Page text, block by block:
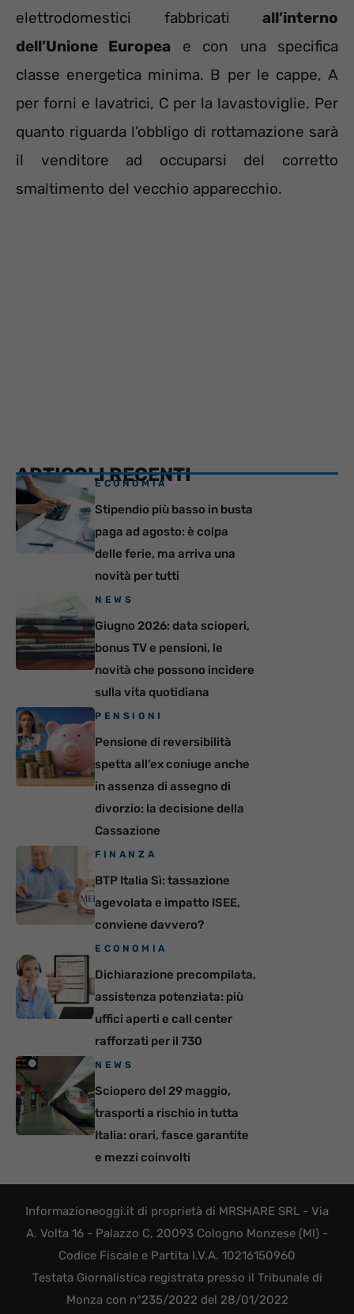
elettrodomestici fabbricati all’interno
dell’Unione Europea e con una specifica
classe energetica minima. B per le cappe, A
per forni e lavatrici, C per la lavastoviglie. Per
quanto riguarda l’obbligo di rottamazione sarà
il venditore ad occuparsi del corretto
smaltimento del vecchio apparecchio.
ARTICOLI RECENTI
ECONOMIA
Stipendio più basso in busta
paga ad agosto: è colpa
delle ferie, ma arriva una
novità per tutti
NEWS
Giugno 2026: data scioperi,
bonus TV e pensioni, le
novità che possono incidere
sulla vita quotidiana
PENSIONI
Pensione di reversibilità
spetta all’ex coniuge anche
in assenza di assegno di
divorzio: la decisione della
Cassazione
FINANZA
BTP Italia Sì: tassazione
agevolata e impatto ISEE,
conviene davvero?
ECONOMIA
Dichiarazione precompilata,
assistenza potenziata: più
uffici aperti e call center
rafforzati per il 730
NEWS
Sciopero del 29 maggio,
trasporti a rischio in tutta
Italia: orari, fasce garantite
e mezzi coinvolti
Informazioneoggi.it di proprietà di MRSHARE SRL - Via
A. Volta 16 - Palazzo C, 20093 Cologno Monzese (MI) -
Codice Fiscale e Partita I.V.A. 10216150960
Testata Giornalistica registrata presso il Tribunale di
Monza con n°235/2022 del 28/01/2022